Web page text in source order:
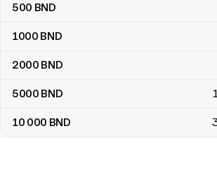
500 BND
1000 BND
2000 BND
5000 BND
10 000 BND